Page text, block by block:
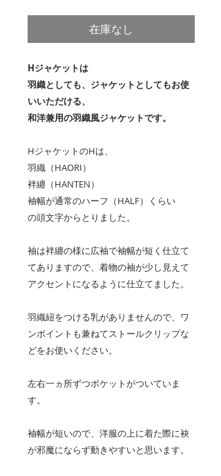
在庫なし
Hジャケットは
羽織としても、ジャケットとしてもお使
いいただける、
和洋兼用の羽織風ジャケットです。
HジャケットのHは、
羽織（HAORI）
袢纏（HANTEN）
袖幅が通常のハーフ（HALF）くらい
の頭文字からとりました。
袖は袢纏の様に広袖で袖幅が短く仕立て
てありますので、着物の袖が少し見えて
アクセントになるように仕立てました。
羽織紐をつける乳がありませんので、ワ
ンポイントも兼ねてストールクリップな
どをお使いください。
左右一ヵ所ずつポケットがついていま
す。
袖幅が短いので、洋服の上に着た際に袂
が邪魔にならず動きやすいと思います。